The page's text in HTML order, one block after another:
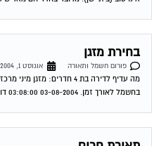
בחירת מזגן
פורום חשמל ותאורה
מה עדיף לדירה בת 4 חדרים:
בחשמל לאורך זמן. 03-08-2004 03:08:00 דורון טרייביש לדירת 4...
תאורת חרום
פורום חשמל ותאורה